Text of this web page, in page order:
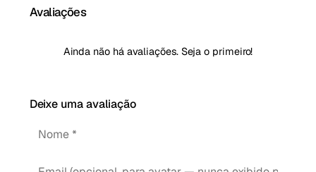
Avaliações
Ainda não há avaliações. Seja o primeiro!
Deixe uma avaliação